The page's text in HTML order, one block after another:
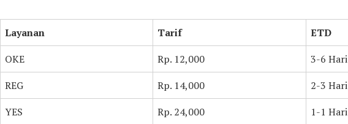
Layanan Tarif
ETD
OKE
Rp. 12,000
3-6 Hari
REG
Rp. 14,000
2-3 Hari
YES
Rp. 24,000 1-1 Hari